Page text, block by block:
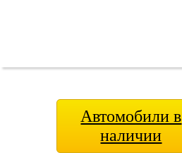
Автомобили в
наличии